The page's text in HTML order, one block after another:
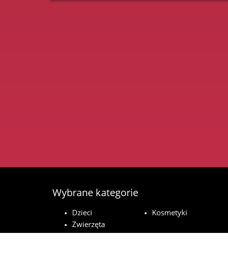
Wybrane kategorie
Dzieci
Kosmetyki
Zwierzęta
domowe